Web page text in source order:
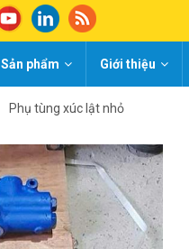
Sản phẩm Giới thiệu
Phụ tùng xúc lật nhỏ